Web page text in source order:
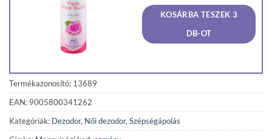
was:
970 Ft.
is:
922
KOSÁRBA TESZEK 3
DB-OT
Termékazonosító: 13689
EAN: 9005800341262
Kategóriák: Dezodor, Női dezodor, Szépségápolás